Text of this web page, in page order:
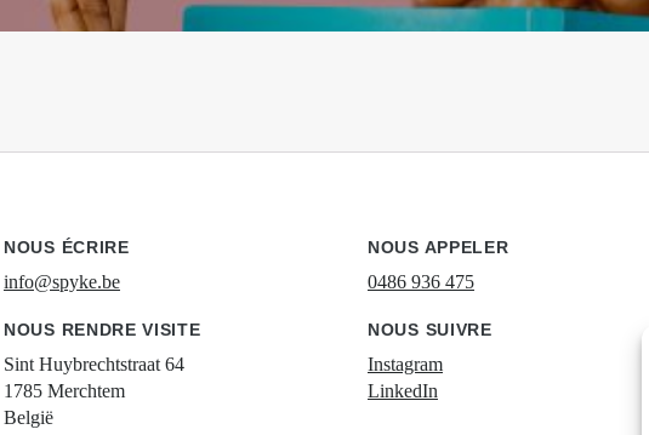
NOUS ÉCRIRE
info@spyke.be
NOUS RENDRE VISITE
Sint Huybrechtstraat 64
1785 Merchtem
België
NOUS APPELER
0486 936 475
NOUS SUIVRE
Instagram
LinkedIn